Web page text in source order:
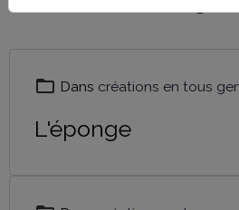
Dans créations en tous
L'éponge